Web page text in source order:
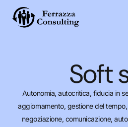
Soft
Autonomia, autocritica, fiducia in
aggiornamento, gestione del
negoziazione, comunicazione,